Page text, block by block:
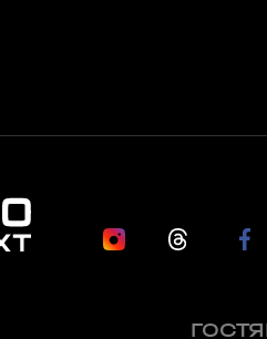
73б, Львів, Львівська